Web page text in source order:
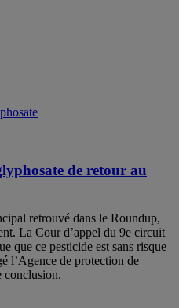
de retour au
retrouvé dans le Roundup,
La Cour d’appel du 9e circuit
que ce pesticide est sans risque
l’Agence de protection de
conclusion.